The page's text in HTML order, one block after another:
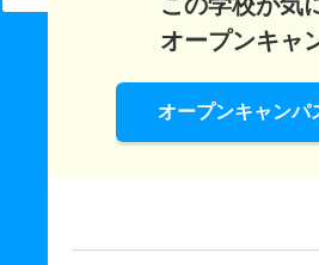
オープンキャ
オープンキャンパ